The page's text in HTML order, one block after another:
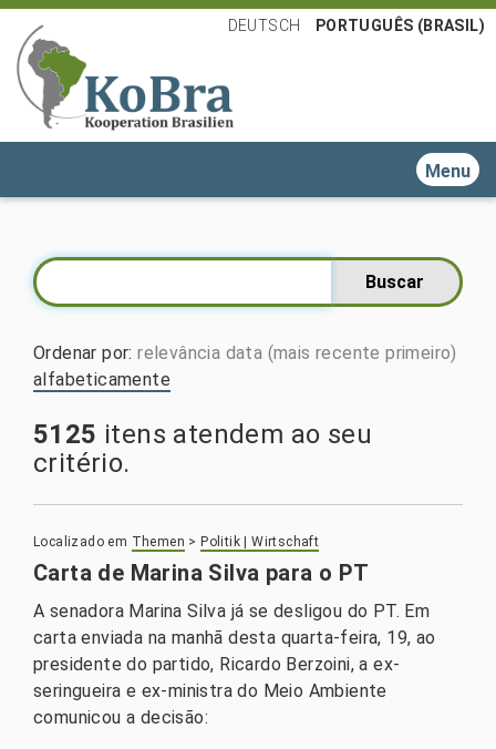
DEUTSCH PORTUGUÊS (BRASIL)
Toggle
Ordenar por:relevância data (mais recente primeiro)
alfabeticamente
5125 itens atendem ao seu
critério.
Localizado em Themen > Politik | Wirtschaft
Carta de Marina Silva para o PT
A senadora Marina Silva já se desligou do PT. Em
carta enviada na manhã desta quarta-feira, 19, ao
presidente do partido, Ricardo Berzoini, a ex-
seringueira e ex-ministra do Meio Ambiente
comunicou a decisão: